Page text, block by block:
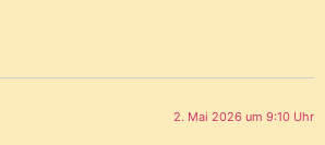
2. Mai 2026 um 9:10 Uhr